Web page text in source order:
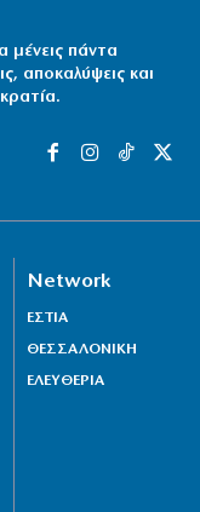
μένεις πάντα
αποκαλύψεις και
Network
ΕΣΤΙΑ
ΘΕΣΣΑΛΟΝΙΚΗ
ΕΛΕΥΘΕΡΙΑ